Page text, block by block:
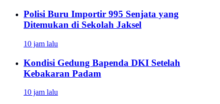
Polisi Buru Importir 995 Senjata yang
Ditemukan di Sekolah Jaksel
10 jam lalu
Kondisi Gedung Bapenda DKI Setelah
Kebakaran Padam
10 jam lalu